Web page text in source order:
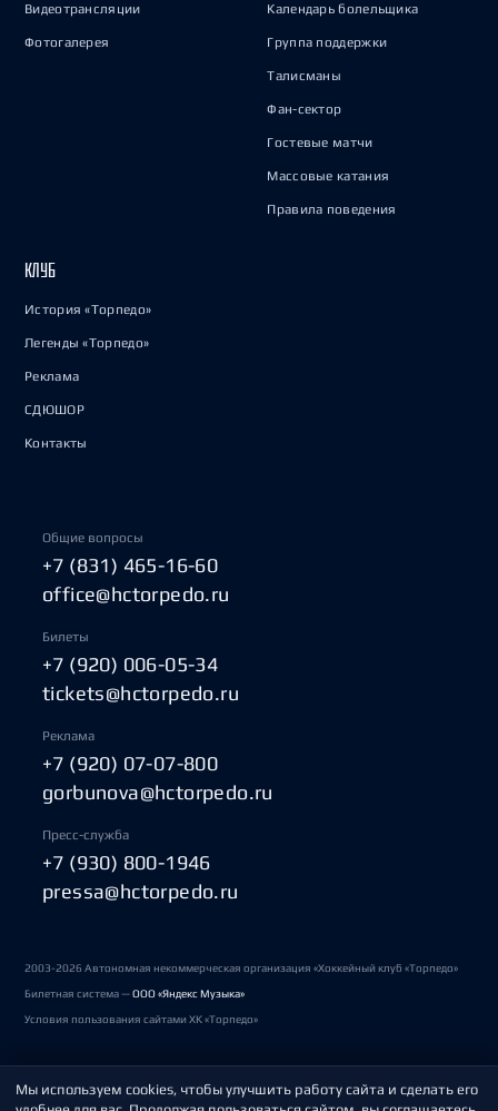
Видеотрансляции
Фотогалерея
Календарь болельщика
Группа поддержки
Талисманы
Фан-сектор
Гостевые матчи
Массовые катания
Правила поведения
КЛУБ
История «Торпедо»
Легенды «Торпедо»
Реклама
СДЮШОР
Контакты
Общие вопросы
+7 (831) 465-16-60
office@hctorpedo.ru
Билеты
+7 (920) 006-05-34
tickets@hctorpedo.ru
Реклама
+7 (920) 07-07-800
gorbunova@hctorpedo.ru
Пресс-служба
+7 (930) 800-1946
pressa@hctorpedo.ru
2003-2026 Автономная некоммерческая организация «Хоккейный клуб «Торпедо»
Билетная система —ООО «Яндекс Музыка»
Условия пользования сайтами ХК «Торпедо»
Политика обработки персональных данных
Мы используем cookies, чтобы улучшить работу сайта и сделать его